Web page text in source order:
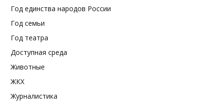
Год единства народов России
Год семьи
Год театра
Доступная среда
Животные
ЖКХ
Журналистика